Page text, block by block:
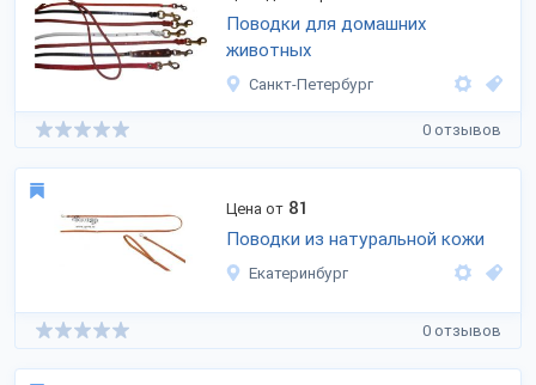
Поводки для домашних
животных
Санкт-Петербург
0 отзывов
Цена от 81
Поводки из натуральной кожи
Екатеринбург
0 отзывов